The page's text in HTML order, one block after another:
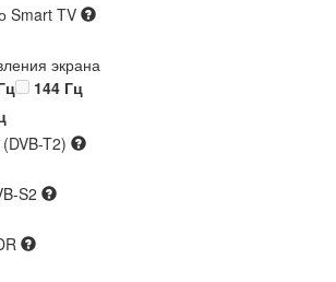
Smart TV
экрана
144 Гц
T2)
S2